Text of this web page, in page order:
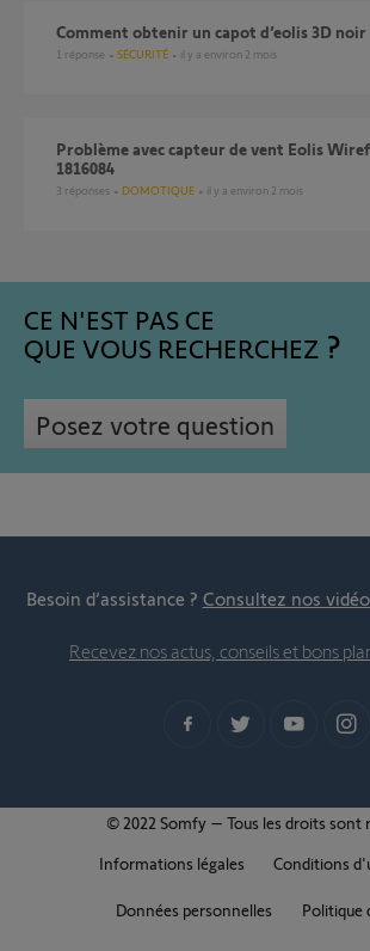
Comment obtenir un capot d’eolis 3D noir
1 réponse SÉCURITÉ il y a environ 2 mois
Problème avec capteur de vent Eolis Wirefree io Somfy -
1816084
3 réponses DOMOTIQUE il y a environ 2 mois
CE N'EST PAS CE
QUE VOUS RECHERCHEZ
Posez votre question
Besoin d’assistance ? Consultez nos
Recevez nos actus, conseils et bons
© 2022 Somfy – Tous les droits sont
Informations légales
Conditions
Données personnelles Politique